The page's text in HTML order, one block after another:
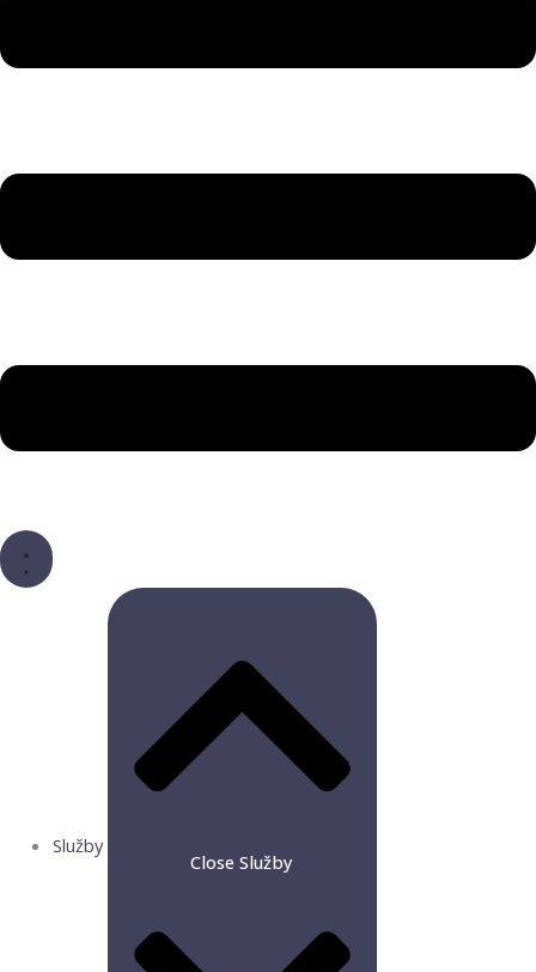
Služby
Close Služby